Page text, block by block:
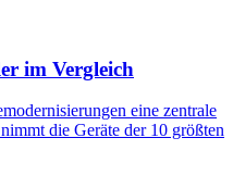
im Vergleich
eine zentrale
die Geräte der 10 größten